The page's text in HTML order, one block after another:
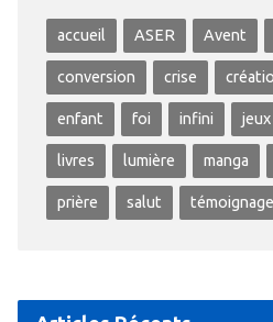
accueil ASER Avent
conversion crise
enfant foi infini jeux
livres lumière manga
prière salut témoignage